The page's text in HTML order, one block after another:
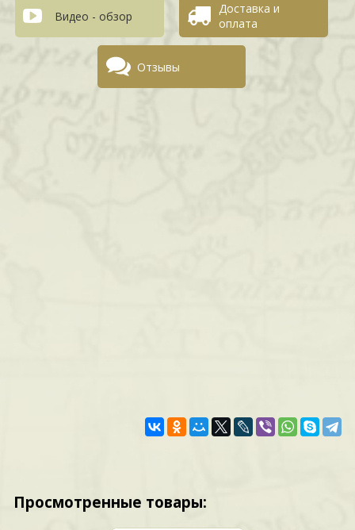
Видео - обзор
Доставка и
оплата
Отзывы
Просмотренные товары: